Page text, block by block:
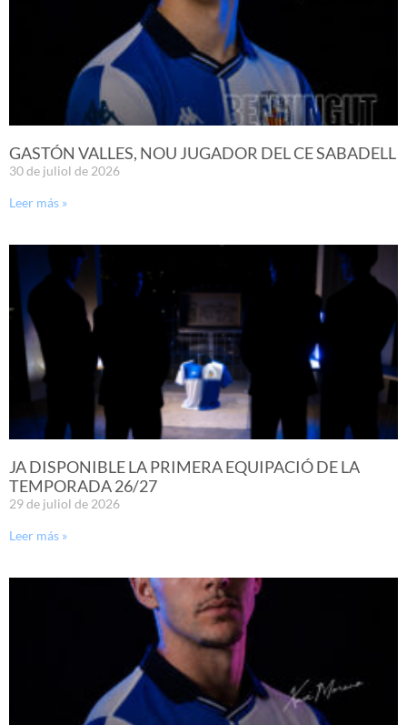
GASTÓN VALLES, NOU JUGADOR DEL CE SABADELL
30 de juliol de 2026
Leer más »
JA DISPONIBLE LA PRIMERA EQUIPACIÓ DE LA
TEMPORADA 26/27
29 de juliol de 2026
Leer más »